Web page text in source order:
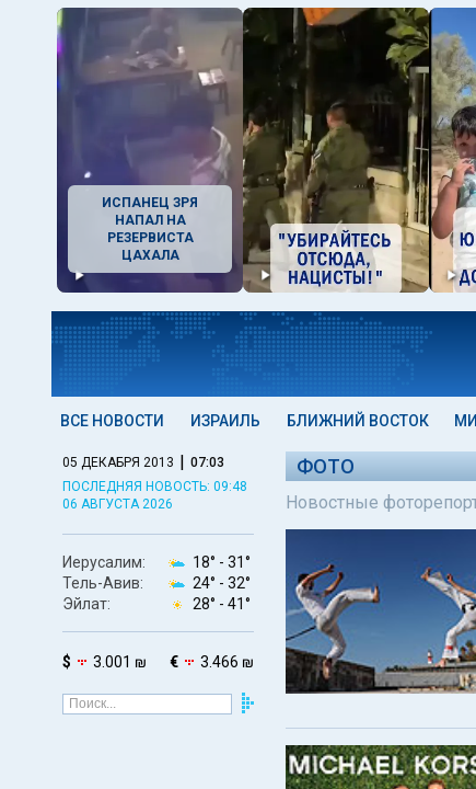
ИСПАНЕЦ ЗРЯ
НАПАЛ НА
РЕЗЕРВИСТА
ЦАХАЛА
ВСЕ НОВОСТИ ИЗРАИЛЬ БЛИЖНИЙ ВОСТОК
05 ДЕКАБРЯ 2013 | 07:03
ПОСЛЕДНЯЯ НОВОСТЬ: 09:48
06 АВГУСТА 2026
Иерусалим: 18° - 31°
Тель-Авив:
24° - 32°
Эйлат:
28° - 41°
$ 3.001 ₪ € 3.466 ₪
ФОТО
Новостные